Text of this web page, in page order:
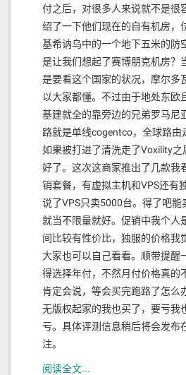
付之后，对很多人来说就不是很
绍了一下他们现在的自有机房，
基希讷乌中的一个地下五米的防
是让我们想起了赛博朋克机房？
是要看这个国家的状况，摩尔多
以大家都懂。不过由于地处东欧
基建就全的靠旁边的兄弟罗马尼
路就是单线cogentco，全球路由
如果被打进了清洗走了Voxility之
好了。这次这商家推出了几款我
销套餐，有虚拟主机和VPS还有
说了VPS只卖5000台。得了吧能
就当不限量就好。促销中我个人
间比较有性价比，独服的价格我
大家也可以自己看看。顺带提醒
得选择年付，不然月付价格真的
肯定会说，等会买完跑路了怎么
无版权起家的我也买了，要亏我
亏。具体评测信息稍后将会发布
注。
阅读全文...